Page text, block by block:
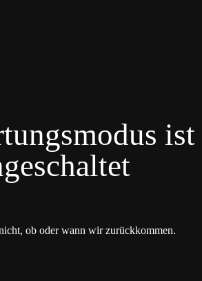
ist
ob oder wann wir zurückkommen.